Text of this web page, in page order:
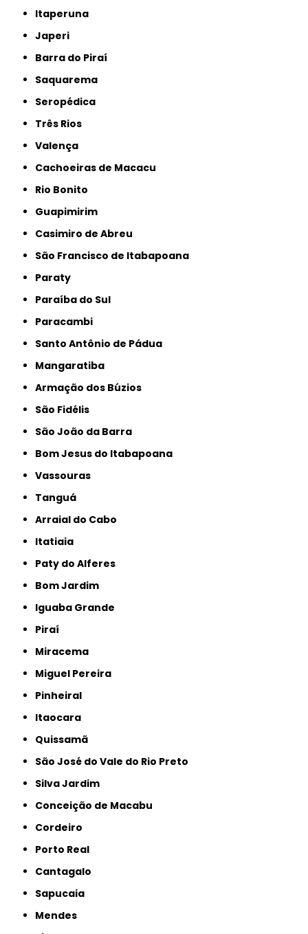
Itaperuna
Japeri
Barra do Piraí
Saquarema
Seropédica
Três Rios
Valença
Cachoeiras de Macacu
Rio Bonito
Guapimirim
Casimiro de Abreu
São Francisco de Itabapoana
Paraty
Paraíba do Sul
Paracambi
Santo Antônio de Pádua
Mangaratiba
Armação dos Búzios
São Fidélis
São João da Barra
Bom Jesus do Itabapoana
Vassouras
Tanguá
Arraial do Cabo
Itatiaia
Paty do Alferes
Bom Jardim
Iguaba Grande
Piraí
Miracema
Miguel Pereira
Pinheiral
Itaocara
Quissamã
São José do Vale do Rio Preto
Silva Jardim
Conceição de Macabu
Cordeiro
Porto Real
Cantagalo
Sapucaia
Mendes